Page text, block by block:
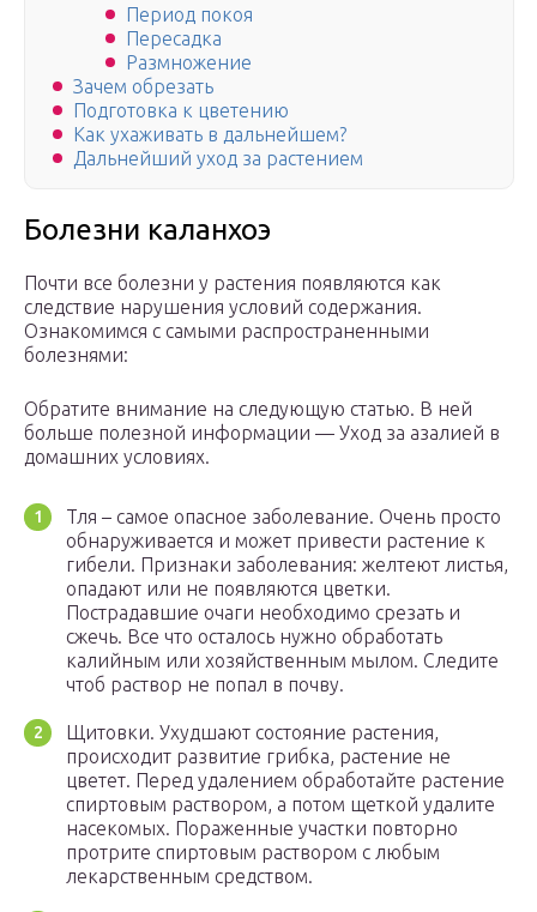
Период покоя
Пересадка
Размножение
Зачем обрезать
Подготовка к цветению
Как ухаживать в дальнейшем?
Дальнейший уход за растением
Болезни каланхоэ
Почти все болезни у растения появляются как
следствие нарушения условий содержания.
Ознакомимся с самыми распространенными
болезнями:
Обратите внимание на следующую статью. В ней
больше полезной информации — Уход за азалией в
домашних условиях.
Тля – самое опасное заболевание. Очень просто
обнаруживается и может привести растение к
гибели. Признаки заболевания: желтеют листья,
опадают или не появляются цветки.
Пострадавшие очаги необходимо срезать и
сжечь. Все что осталось нужно обработать
калийным или хозяйственным мылом. Следите
чтоб раствор не попал в почву.
Щитовки. Ухудшают состояние растения,
происходит развитие грибка, растение не
цветет. Перед удалением обработайте растение
спиртовым раствором, а потом щеткой удалите
насекомых. Пораженные участки повторно
протрите спиртовым раствором с любым
лекарственным средством.